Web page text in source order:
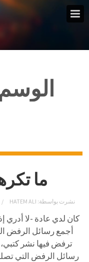
ما
نشرت بواسطة: HATEM ALI
كان لدي عادة -لا أدري
أجمع رسائل الرفض
ترفض فيها نشر
رسائل الرفض التي